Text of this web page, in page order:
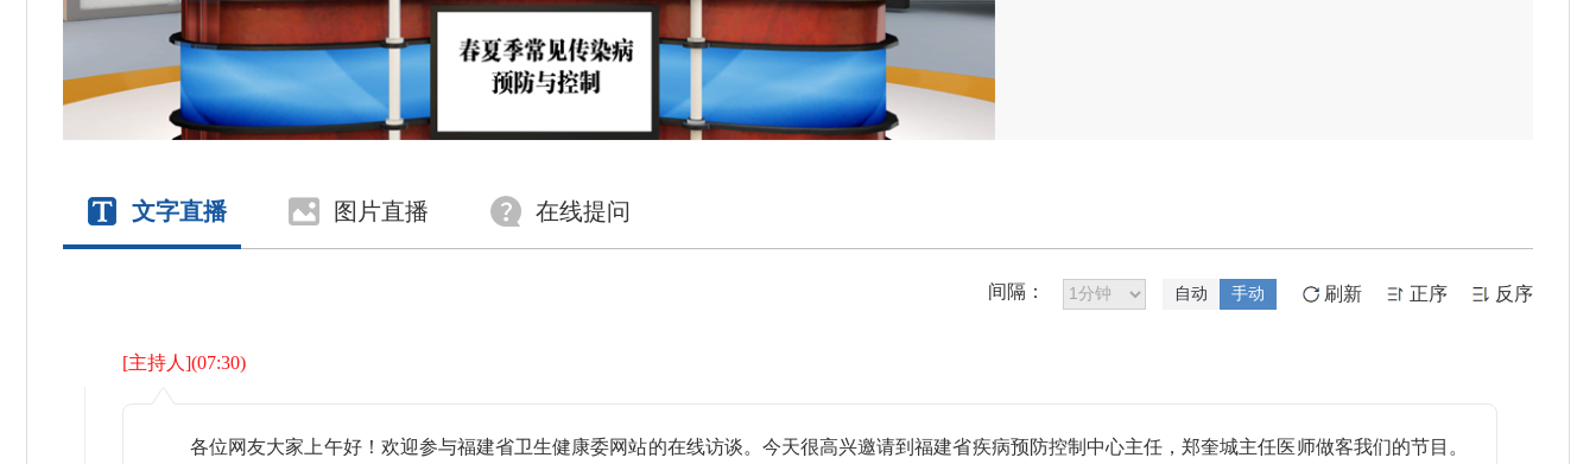
文字直播 图片直播 在线提问
间隔： 自动 手动 刷新 正序 反序
[主持人 ](07:30)
各位网友大家上午好！欢迎参与福建省卫生健康委网站的在线访谈。今天很高兴邀请到福建省疾病预防控制中心主任，郑奎城主任医师做客我们的节目。